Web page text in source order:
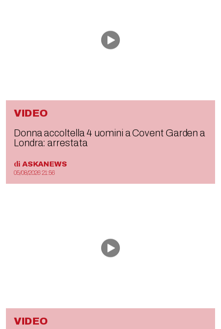
VIDEO
Donna accoltella 4 uomini a Covent Garden a
Londra: arrestata
di ASKANEWS
05/08/2026 21:56
VIDEO